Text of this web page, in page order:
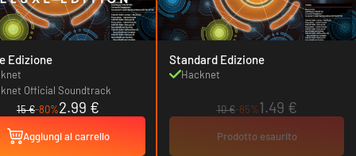
Edizione
Official Soundtrack
15 €-80%2.99 €
Aggiungi al carrello
Standard Edizione
Hacknet
10 €-85%1.49 €
Prodotto esaurito